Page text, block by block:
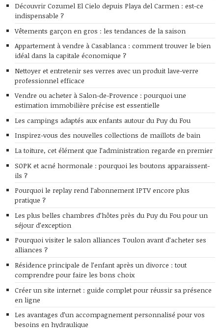
Découvrir Cozumel El Cielo depuis Playa del Carmen : est-ce
indispensable ?
Vêtements garçon en gros : les tendances de la saison
Appartement à vendre à Casablanca : comment trouver le bien
idéal dans la capitale économique ?
Nettoyer et entretenir ses verres avec un produit lave-verre
professionnel efficace
Vendre ou acheter à Salon-de-Provence : pourquoi une
estimation immobilière précise est essentielle
Les campings adaptés aux enfants autour du Puy du Fou
Inspirez-vous des nouvelles collections de maillots de bain
La toiture, cet élément que l’administration regarde en premier
SOPK et acné hormonale : pourquoi les boutons apparaissent-
ils ?
Pourquoi le replay rend l’abonnement IPTV encore plus
pratique ?
Les plus belles chambres d’hôtes près du Puy du Fou pour un
séjour d’exception
Pourquoi visiter le salon alliances Toulon avant d’acheter ses
alliances ?
Résidence principale de l’enfant après un divorce : tout
comprendre pour faire les bons choix
Créer un site internet : guide complet pour réussir sa présence
en ligne
Les avantages d’un accompagnement personnalisé pour vos
besoins en hydraulique